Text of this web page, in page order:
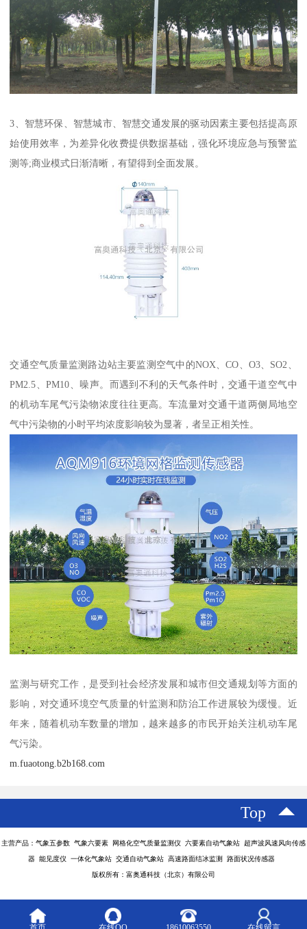
3、智慧环保、智慧城市、智慧交通发展的驱动因素主要包括提高原
始使用效率，为差异化收费提供数据基础，强化环境应急与预警监
测等;商业模式日渐清晰，有望得到全面发展。
交通空气质量监测路边站主要监测空气中的NOX、CO、O3、SO2、
PM2.5、PM10、噪声。而遇到不利的天气条件时，交通干道空气中
的机动车尾气污染物浓度往往更高。车流量对交通干道两侧局地空
气中污染物的小时平均浓度影响较为显著，者呈正相关性。
监测与研究工作，是受到社会经济发展和城市但交通规划等方面的
影响，对交通环境空气质量的针监测和防治工作进展较为缓慢。近
年来，随着机动车数量的增加，越来越多的市民开始关注机动车尾
气污染。
m.fuaotong.b2b168.com
Top
主营产品：气象五参数 气象六要素 网格化空气质量监测仪 六要素自动气象站 超声波风速风向传感
器 能见度仪 一体化气象站 交通自动气象站 高速路面结冰监测 路面状况传感器
版权所有：富奥通科技（北京）有限公司